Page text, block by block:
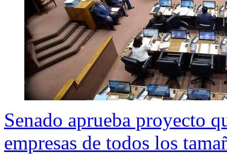
Senado aprueba proyecto
empresas de todos los